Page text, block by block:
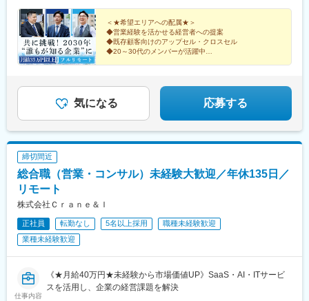
大岡駅、中央林間駅、川崎駅、千葉駅、新松戸駅、浦安駅(千葉
県)、北習志野駅、京成船橋駅、新浦安駅、新鎌ケ谷駅、市川駅、
舞浜駅、南流山駅、本八幡駅(都営線)、船橋駅、西船橋駅、久喜
駅、川口駅、南越谷駅、天下茶屋駅、伏見駅(愛知県)、栄駅(愛知
県)、東梅田駅、阿倍野駅(阪堺線)、今宮戎駅、鶴橋駅、京橋駅(大
駅(愛知県)、金山駅(愛知県)、流山おおたかの森駅、藤沢駅、富田
駅(大阪府)、上牧駅(大阪府)、高槻駅、高槻市駅、天王寺駅、新今
宮駅、本町駅、江坂駅、弁天町駅、西九条駅、千里中央駅(北大阪
市駅、豊橋駅、刈谷駅、星ケ丘駅(愛知県)、高蔵寺駅、ＪＲ難波
駅、中百舌鳥駅、大曽根駅、赤池駅(愛知県)、大阪駅、新大阪駅、
北新地駅、大阪阿部野橋駅、近鉄名古屋駅、名鉄名古屋駅、博多
駅、天神駅、福岡空港駅(鉄道)、姪浜駅、西新駅、天神南駅、大橋
駅(福岡県)、中洲川端駅、千早駅、三ノ宮駅、尼崎駅(東海道本
線)、神戸駅(兵庫県)、姫路駅、新長田駅、明石駅、西宮北口駅、
和歌山駅、和歌山市駅、京都駅、京阪山科駅、烏丸駅、草津駅(滋
賀県)、南草津駅、京阪石山駅、瀬田駅(滋賀県)、竹田駅(京都府)、
広島駅、八本松駅、北参道駅、青井駅、浜松町駅、西日暮里駅(舎
人ライナー)、大崎広小路駅、祐天寺駅、江古田駅、二子新地駅、
ワークでの業務＋対面商談（直行直帰）が基本となります。商談
はオンラインで実施するケースもございます。必要な際はカーシ
ェアサービス（タイムズカー）も利用いただけます。※業務に必要
な機材などは会社が支給します※居住地以外での勤務をご希望の方
は選考時にご相談ください＝＝＝■配属エリアによっては大阪の本
社で研修や業務を行う場合もあります。※月に1回本社での社内会
ビル9階＜アクセス＞・大阪メトロ御堂筋線「西中島南方」駅から
徒歩10分・各線「新大阪」駅から徒歩14分
＜★希望エリアへの配属★＞
◆営業経験を活かせる経営者への提案
◆既存顧客向けのアップセル・クロスセル
◆20～30代のメンバーが活躍中
気になる 応募する
締切間近
総合職（営業・コンサル）未経験大歓迎／年休135日／
リモート
株式会社Ｃｒａｎｅ＆Ｉ
正社員 転勤なし 5名以上採用
職種未経験歓迎
業種未経験歓迎
仕事内容
《★月給40万円★未経験から市場価値UP》SaaS・AI・ITサービ
スを活用し、企業の経営課題を解決